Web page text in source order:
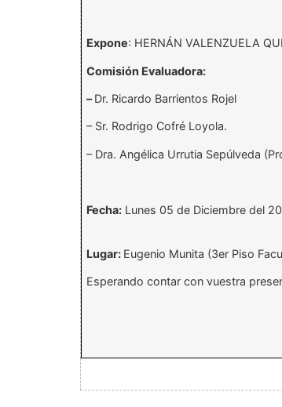
Expone: HERNÁN VALENZUELA
Comisión Evaluadora:
–Dr. Ricardo Barrientos Rojel
– Sr. Rodrigo Cofré Loyola.
– Dra. Angélica Urrutia Sepúlveda
Fecha:Lunes 05 de Diciembre del
Lugar: Eugenio Munita (3er Piso
Esperando contar con vuestra